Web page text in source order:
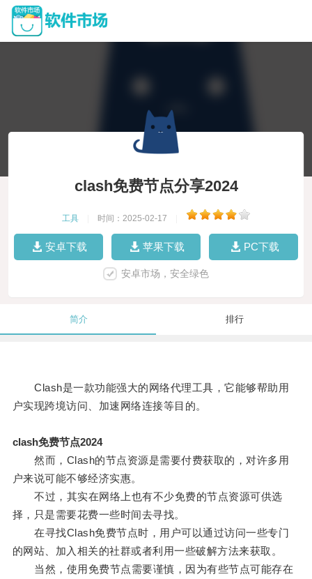
clash免费节点分享2024
工具 时间：2025-02-17
安卓下载 苹果下载 PC下载
安卓市场，安全绿色
简介 排行
Clash是一款功能强大的网络代理工具，它能够帮助用
户实现跨境访问、加速网络连接等目的。
clash免费节点2024
然而，Clash的节点资源是需要付费获取的，对许多用
户来说可能不够经济实惠。
不过，其实在网络上也有不少免费的节点资源可供选
择，只是需要花费一些时间去寻找。
在寻找Clash免费节点时，用户可以通过访问一些专门
的网站、加入相关的社群或者利用一些破解方法来获取。
当然，使用免费节点需要谨慎，因为有些节点可能存在